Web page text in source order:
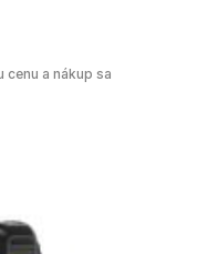
cenu a nákup sa